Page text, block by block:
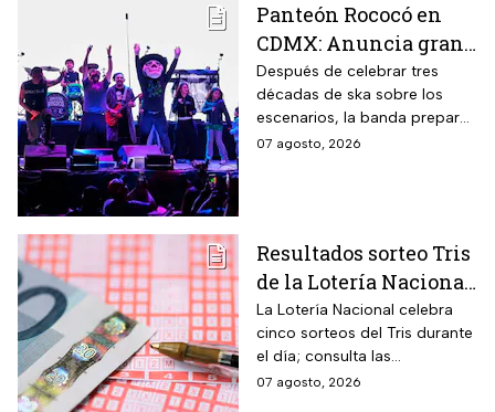
Panteón Rococó en
CDMX: Anuncia gran
cierre de gira en el
Estadio GNP
Después de celebrar tres
décadas de ska sobre los
escenarios, la banda prepara
una última gran fiesta de su
07 agosto, 2026
Resultados sorteo Tris
de la Lotería Nacional
hoy viernes 7 de
agosto 2026: Consulta
los números
ganadores
La Lotería Nacional celebra
cinco sorteos del Tris durante
el día; consulta las
combinaciones ganadoras y
07 agosto, 2026